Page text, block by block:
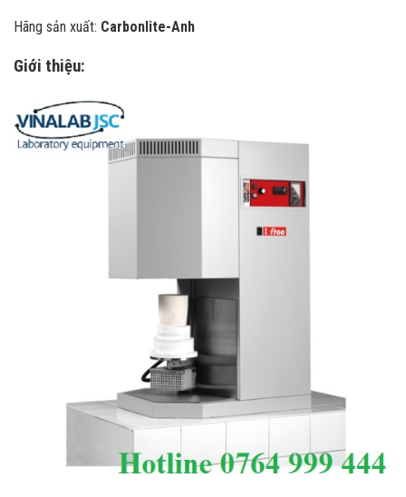
Hãng sản xuất: Carbonlite-Anh
Giới thiệu: